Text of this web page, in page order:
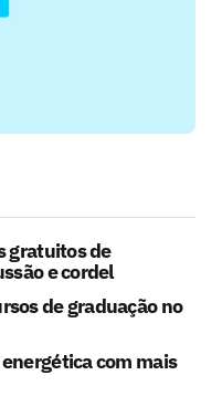
gratuitos de
e cordel
de graduação no
com mais